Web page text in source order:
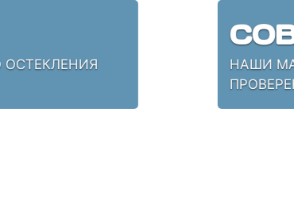
СОВРЕМЕННЫЕ ТЕХНОЛОГИИ
КОТОРЫЕ ЗНАЮТ СВОЁ ДЕЛО!